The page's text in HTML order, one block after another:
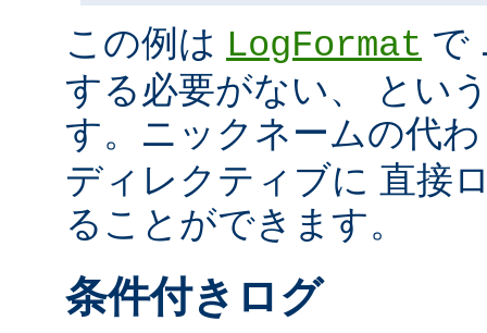
この例は LogFormat で
する必要がない、 とい
す。ニックネームの代
ディレクティブに 直接
ることができます。
条件付きログ